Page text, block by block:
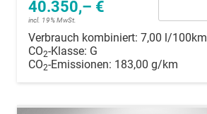
40.350,– €
incl. 19% MwSt.
Verbrauch kombiniert: 7,00 l/100km
CO2-Klasse: G
CO2-Emissionen: 183,00 g/km